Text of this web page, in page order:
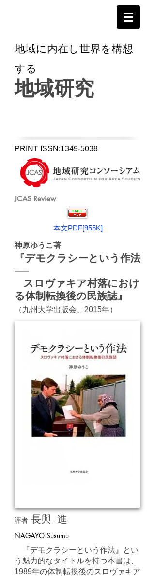
地域に内在し世界を構想
する
地域研究
PRINT ISSN:1349-5038
JCAS Review
本文PDF[955K]
神原ゆうこ著
『デモクラシーという作法
──
スロヴァキア村落におけ
る体制転換後の民族誌』
（九州大学出版会、2015年）
評者 長與 進
NAGAYO Susumu
『デモクラシーという作法』とい
う魅力的なタイトルを持つ本書は、
1989年の体制転換後のスロヴァキア